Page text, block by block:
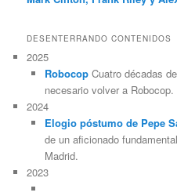
DESENTERRANDO CONTENIDOS
2025
RobocopCuatro décadas
necesario volver a Robocop.
2024
Elogio póstumo de Pepe
de un aficionado
Madrid.
2023